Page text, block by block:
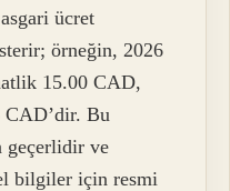
ücret
örneğin, 2026
15.00 CAD,
CAD’dir. Bu
geçerlidir ve
bilgiler için resmi